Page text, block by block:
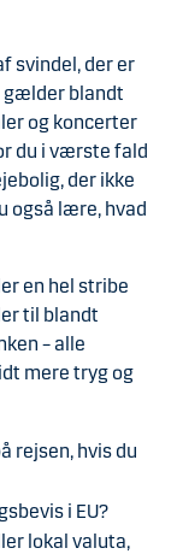
svindel, der er
gælder blandt
og koncerter
du i værste fald
der ikke
også lære, hvad
en hel stribe
til blandt
– alle
mere tryg og
rejsen, hvis du
i EU?
lokal valuta,